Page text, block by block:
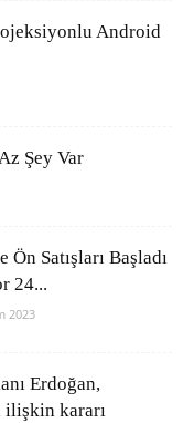
Android
Şey Var
Satışları Başladı
24...
2023
Erdoğan,
ilişkin kararı